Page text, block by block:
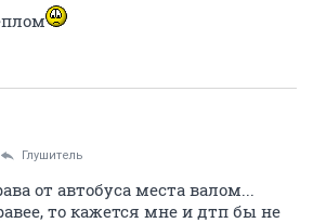
Глушитель
от автобуса места валом...
то кажется мне и дтп бы не